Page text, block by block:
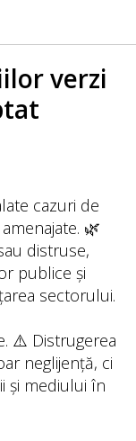
verzi
cazuri de
🌿
distruse,
publice și
sectorului.
⚠️ Distrugerea
neglijență, ci
și mediului în